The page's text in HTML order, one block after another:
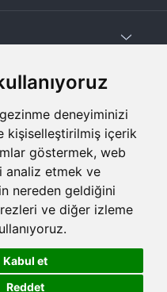
deneyiminizi
kişiselleştirilmiş içerik
göstermek, web
analiz etmek ve
nereden geldiğini
ve diğer izleme
Kabul et
Reddet
Saklıdır.